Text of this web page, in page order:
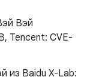
Вэй
Tencent: CVE-
из Baidu X-Lab: